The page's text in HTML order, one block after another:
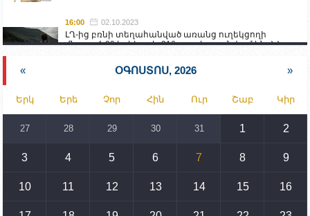
16:00 02.10.2023
ԼՂ-ից բռնի տեղահանված առանց ուղեկցողի
մնացած 20 երեխա և 216 տարեց գտնվում են ՀՀ
Իրանը կողմ է տարածաշրջանի համար շահավետ
տրանսպորտային հաղորդակցությունների
զարգացմանը, սակայն ոչ՝ միջազգային
սահմանների փոփոխությանը
15:10 02.10.2023
սպառնալիքները կասեցնելու համար. իսպանացի
պատգամավորը Գորիսում է
« ՕԳՈՍՏՈՍ, 2026 »
Երկ Երե Չոր Հին Ուր Շաբ Կիր
27 28 29 30 31 1 2
3 4 5 6 7 8 9
10 11 12 13 14 15 16